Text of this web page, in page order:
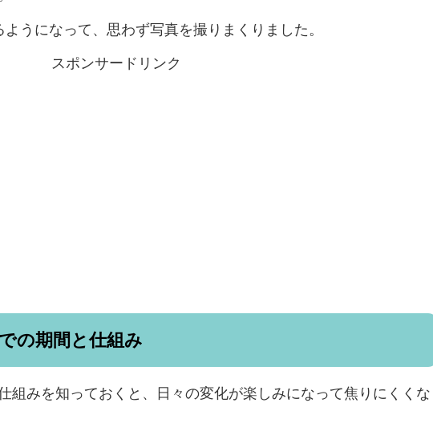
うになって、思わず写真を撮りまくりました。
スポンサードリンク
の期間と仕組み
組みを知っておくと、日々の変化が楽しみになって焦りにくくな